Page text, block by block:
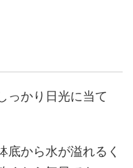
っかり日光に当て
底から水が溢れるく